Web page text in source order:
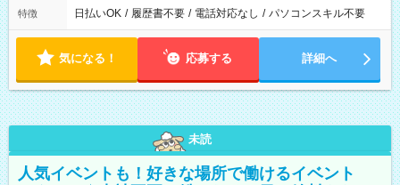
特徴 日払いOK / 履歴書不要 / 電話対応なし / パソコンスキル不要
気になる！ 応募する 詳細へ
未読
人気イベントも！好きな場所で働けるイベント